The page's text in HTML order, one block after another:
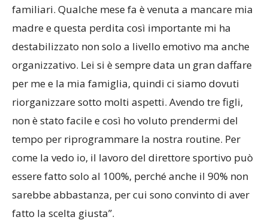
familiari. Qualche mese fa è venuta a mancare mia
madre e questa perdita così importante mi ha
destabilizzato non solo a livello emotivo ma anche
organizzativo. Lei si è sempre data un gran daffare
per me e la mia famiglia, quindi ci siamo dovuti
riorganizzare sotto molti aspetti. Avendo tre figli,
non è stato facile e così ho voluto prendermi del
tempo per riprogrammare la nostra routine. Per
come la vedo io, il lavoro del direttore sportivo può
essere fatto solo al 100%, perché anche il 90% non
sarebbe abbastanza, per cui sono convinto di aver
fatto la scelta giusta”.